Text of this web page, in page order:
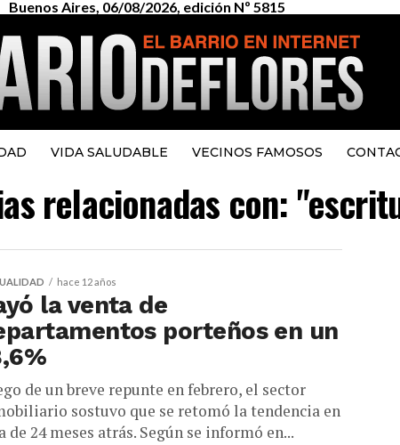
Buenos Aires, 06/08/2026, edición Nº 5815
VIDA SALUDABLE VECINOS FAMOSOS
relacionadas con:
hace 12 años
la venta de
porteños en un
de un breve repunte en febrero, el sector
sostuvo que se retomó la tendencia en
de 24 meses atrás. Según se informó en...